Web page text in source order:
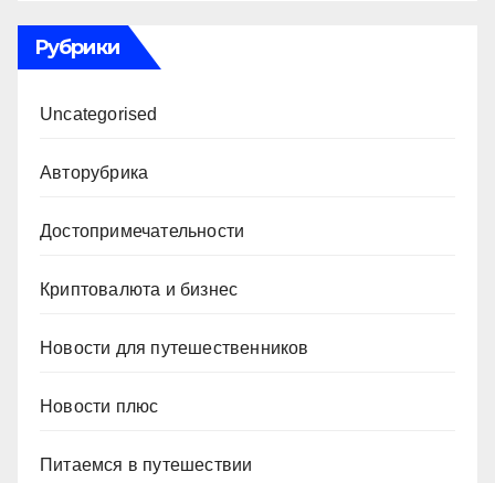
Рубрики
Uncategorised
Авторубрика
Достопримечательности
Криптовалюта и бизнес
Новости для путешественников
Новости плюс
Питаемся в путешествии